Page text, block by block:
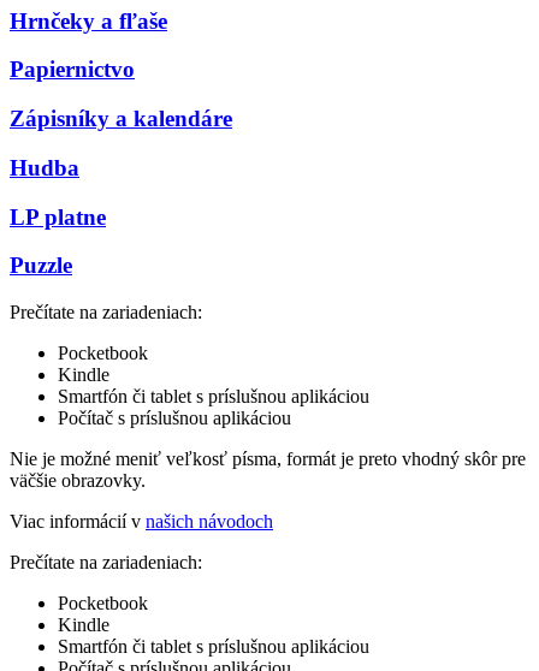
Hrnčeky a fľaše
Papiernictvo
Zápisníky a kalendáre
Hudba
LP platne
Puzzle
Prečítate na zariadeniach:
Pocketbook
Kindle
Smartfón či tablet s príslušnou aplikáciou
Počítač s príslušnou aplikáciou
Nie je možné meniť veľkosť písma, formát je preto vhodný skôr pre
väčšie obrazovky.
Viac informácií v našich návodoch
Prečítate na zariadeniach:
Pocketbook
Kindle
Smartfón či tablet s príslušnou aplikáciou